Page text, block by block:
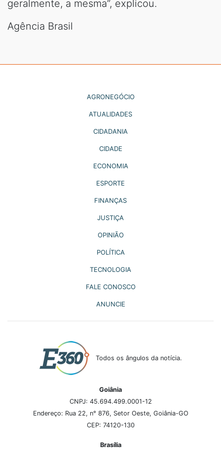
geralmente, a mesma”, explicou.
Agência Brasil
AGRONEGÓCIO
ATUALIDADES
CIDADANIA
CIDADE
ECONOMIA
ESPORTE
FINANÇAS
JUSTIÇA
OPINIÃO
POLÍTICA
TECNOLOGIA
FALE CONOSCO
ANUNCIE
Todos os ângulos da notícia.
Goiânia
CNPJ: 45.694.499.0001-12
Endereço: Rua 22, n° 876, Setor Oeste, Goiânia-GO
CEP: 74120-130
Brasília